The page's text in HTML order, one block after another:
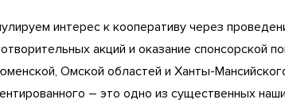
интерес к кооперативу через
акций и оказание спонсорской
Омской областей и Ханты-
– это одно из существенных